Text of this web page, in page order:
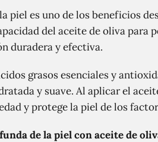
piel es uno de los beneficios
del aceite de oliva para
duradera y efectiva.
grasos esenciales y
y suave. Al aplicar el
y protege la piel de los
de la piel con aceite de